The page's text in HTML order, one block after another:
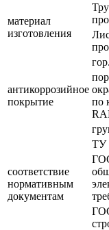
материал
изготовления
антикоррозийное
покрытие
по
соответствие
нормативным
документам
ТУ